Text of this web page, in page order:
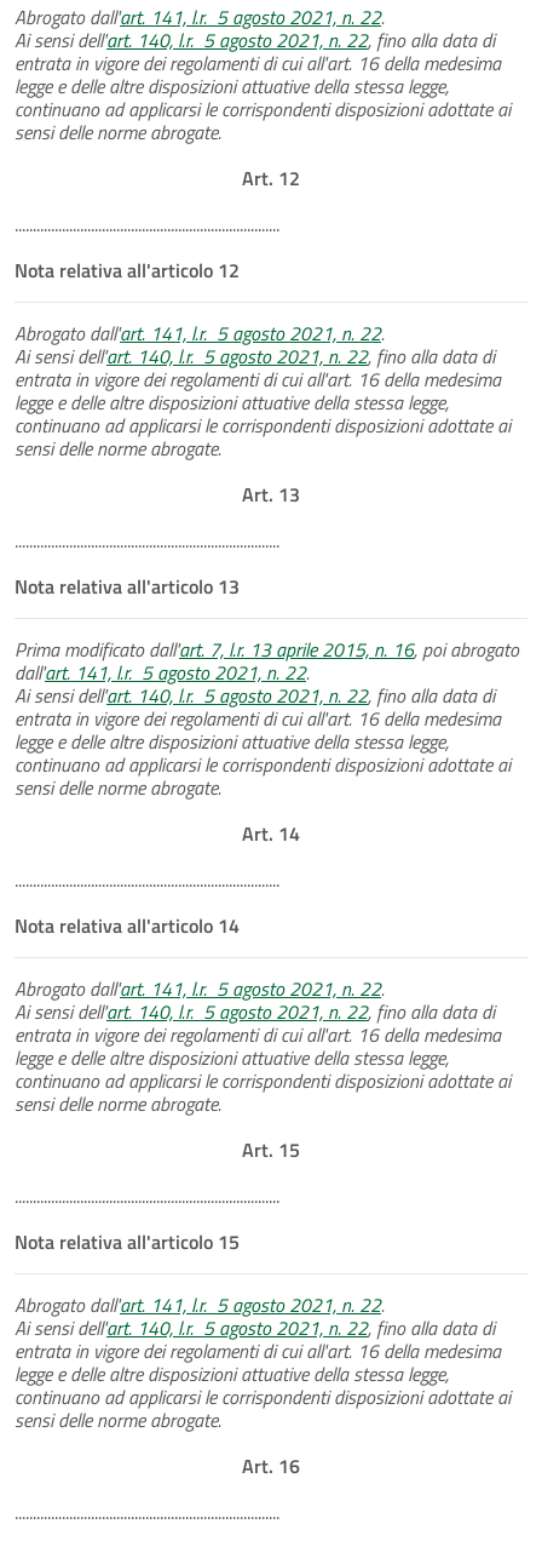
Abrogato dall'art. 141, l.r. 5 agosto 2021, n. 22.
Ai sensi dell'art. 140, l.r. 5 agosto 2021, n. 22, fino alla data di
entrata in vigore dei regolamenti di cui all'art. 16 della medesima
legge e delle altre disposizioni attuative della stessa legge,
continuano ad applicarsi le corrispondenti disposizioni adottate ai
sensi delle norme abrogate.
Art. 12
.........................................................................
Nota relativa all'articolo 12
Abrogato dall'art. 141, l.r. 5 agosto 2021, n. 22.
Ai sensi dell'art. 140, l.r. 5 agosto 2021, n. 22, fino alla data di
entrata in vigore dei regolamenti di cui all'art. 16 della medesima
legge e delle altre disposizioni attuative della stessa legge,
continuano ad applicarsi le corrispondenti disposizioni adottate ai
sensi delle norme abrogate.
Art. 13
.........................................................................
Nota relativa all'articolo 13
Prima modificato dall'art. 7, l.r. 13 aprile 2015, n. 16, poi abrogato
dall'art. 141, l.r. 5 agosto 2021, n. 22.
Ai sensi dell'art. 140, l.r. 5 agosto 2021, n. 22, fino alla data di
entrata in vigore dei regolamenti di cui all'art. 16 della medesima
legge e delle altre disposizioni attuative della stessa legge,
continuano ad applicarsi le corrispondenti disposizioni adottate ai
sensi delle norme abrogate.
Art. 14
.........................................................................
Nota relativa all'articolo 14
Abrogato dall'art. 141, l.r. 5 agosto 2021, n. 22.
Ai sensi dell'art. 140, l.r. 5 agosto 2021, n. 22, fino alla data di
entrata in vigore dei regolamenti di cui all'art. 16 della medesima
legge e delle altre disposizioni attuative della stessa legge,
continuano ad applicarsi le corrispondenti disposizioni adottate ai
sensi delle norme abrogate.
Art. 15
.........................................................................
Nota relativa all'articolo 15
Abrogato dall'art. 141, l.r. 5 agosto 2021, n. 22.
Ai sensi dell'art. 140, l.r. 5 agosto 2021, n. 22, fino alla data di
entrata in vigore dei regolamenti di cui all'art. 16 della medesima
legge e delle altre disposizioni attuative della stessa legge,
continuano ad applicarsi le corrispondenti disposizioni adottate ai
sensi delle norme abrogate.
Art. 16
.........................................................................